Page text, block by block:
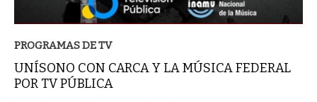
PROGRAMAS DE TV
UNÍSONO CON CARCA Y LA MÚSICA FEDERAL
POR TV PÚBLICA